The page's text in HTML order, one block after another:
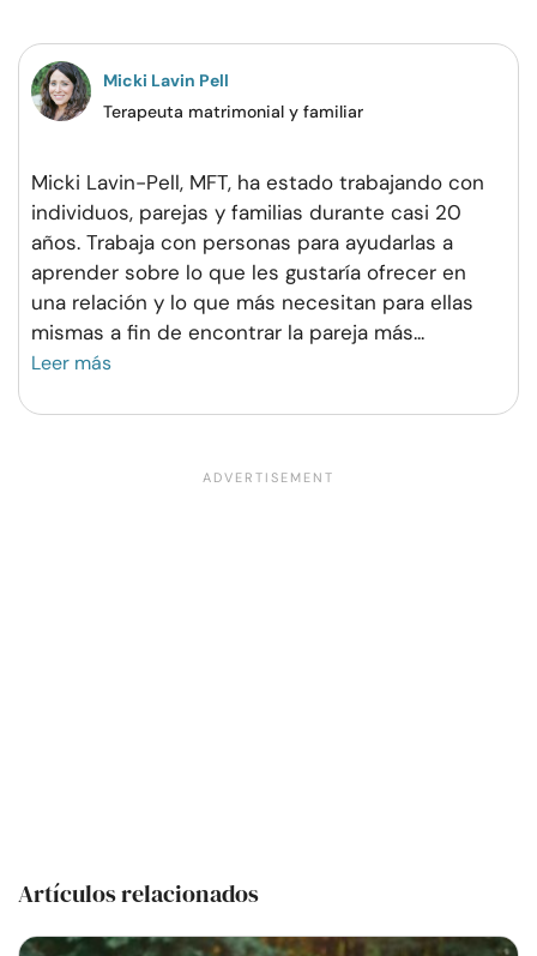
Micki Lavin Pell
Terapeuta matrimonial y familiar
Micki Lavin-Pell, MFT, ha estado trabajando con
individuos, parejas y familias durante casi 20
años. Trabaja con personas para ayudarlas a
aprender sobre lo que les gustaría ofrecer en
una relación y lo que más necesitan para ellas
mismas a fin de encontrar la pareja más...
Leer más
Artículos relacionados